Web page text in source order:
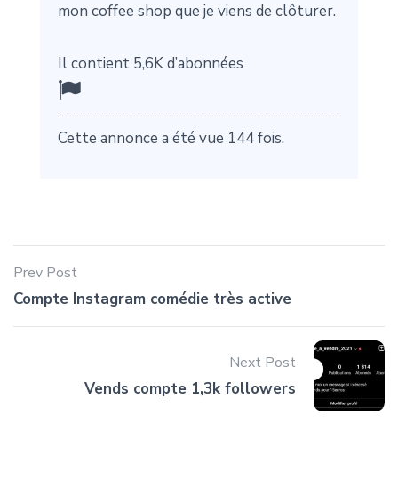
mon coffee shop que je viens de clôturer.
Il contient 5,6K d’abonnées
Cette annonce a été vue 144 fois.
Prev Post
Compte Instagram comédie très active
Next Post
Vends compte 1,3k followers